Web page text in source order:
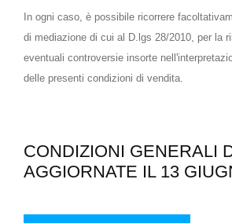
In ogni caso, è possibile ricorrere
di mediazione di cui al D.lgs 28/2010, per la
eventuali controversie insorte
delle presenti condizioni di vendita.
CONDIZIONI GENERALI
AGGIORNATE IL 13